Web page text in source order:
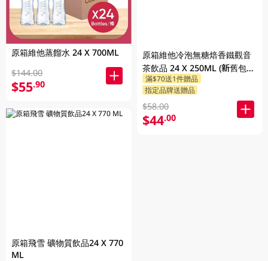
原箱維他蒸餾水 24 X 700ML
$144.00
$55.90
原箱飛雪 礦物質飲品24 X 770
ML
原箱維他冷泡無糖焙香鐵觀音
茶飲品 24 X 250ML (新舊包裝
隨機發貨)
滿$70送1件贈品
指定品牌送贈品
$58.00
$44.00